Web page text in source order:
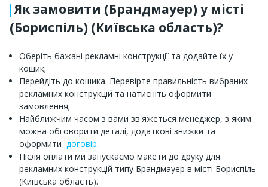
Як замовити (Брандмауер) у місті
(Бориспіль) (Київська область)?
Оберіть бажані рекламні конструкції та додайте їх у
кошик;
Перейдіть до кошика. Перевірте правильність вибраних
рекламних конструкцій та натисніть оформити
замовлення;
Найближчим часом з вами зв'яжеться менеджер, з яким
можна обговорити деталі, додаткові знижки та
оформити договір.
Після оплати ми запускаємо макети до друку для
рекламних конструкцій типу Брандмауер в місті Бориспіль
(Київська область).